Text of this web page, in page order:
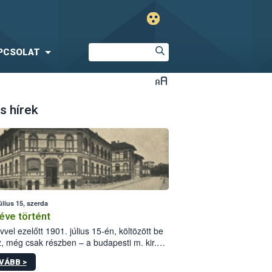
hírek
15, szerda
történt
ezelőtt 1901. július 15-én, költözött be
még csak részben – a budapesti m. kir.
állomás a Kis Rókus utca
alatti, Czigler Győző által tervezett új
>